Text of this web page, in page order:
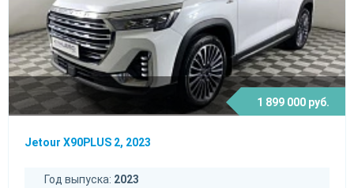
1 899 000 руб.
Jetour X90PLUS 2, 2023
Год выпуска: 2023